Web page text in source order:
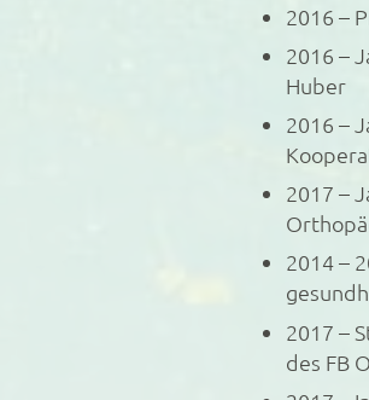
2016 –
2016 –
Huber
2016 –
2017 –
2014 –
2017 –
des FB